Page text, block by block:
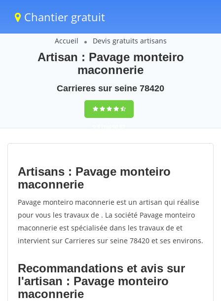
Chantier gratuit
Accueil Devis gratuits artisans
Artisan : Pavage monteiro
maconnerie
Carrieres sur seine 78420
9,5(100%)82
votes
Artisans : Pavage monteiro
maconnerie
Pavage monteiro maconnerie est un artisan qui réalise
pour vous les travaux de . La société Pavage monteiro
maconnerie est spécialisée dans les travaux de et
intervient sur Carrieres sur seine 78420 et ses environs.
Recommandations et avis sur
l'artisan : Pavage monteiro
maconnerie